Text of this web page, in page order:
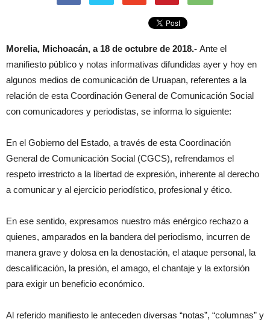
Morelia, Michoacán, a 18 de octubre de 2018.- Ante el
manifiesto público y notas informativas difundidas ayer y hoy en
algunos medios de comunicación de Uruapan, referentes a la
relación de esta Coordinación General de Comunicación Social
con comunicadores y periodistas, se informa lo siguiente:
En el Gobierno del Estado, a través de esta Coordinación
General de Comunicación Social (CGCS), refrendamos el
respeto irrestricto a la libertad de expresión, inherente al derecho
a comunicar y al ejercicio periodístico, profesional y ético.
En ese sentido, expresamos nuestro más enérgico rechazo a
quienes, amparados en la bandera del periodismo, incurren de
manera grave y dolosa en la denostación, el ataque personal, la
descalificación, la presión, el amago, el chantaje y la extorsión
para exigir un beneficio económico.
Al referido manifiesto le anteceden diversas “notas”, “columnas” y